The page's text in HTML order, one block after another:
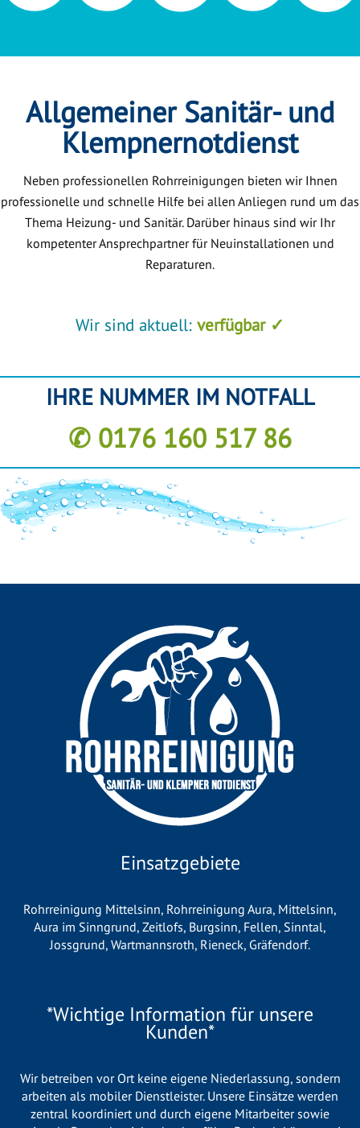
Allgemeiner Sanitär- und
Klempnernotdienst
Neben professionellen Rohrreinigungen bieten wir Ihnen
professionelle und schnelle Hilfe bei allen Anliegen rund um das
Thema Heizung- und Sanitär. Darüber hinaus sind wir Ihr
kompetenter Ansprechpartner für Neuinstallationen und
Reparaturen.
Wir sind aktuell: verfügbar ✓
IHRE NUMMER IM NOTFALL
✆ 0176 160 517 86
Einsatzgebiete
Rohrreinigung Mittelsinn, Rohrreinigung Aura, Mittelsinn,
Aura im Sinngrund, Zeitlofs, Burgsinn, Fellen, Sinntal,
Jossgrund, Wartmannsroth, Rieneck, Gräfendorf.
*Wichtige Information für unsere
Kunden*
Wir betreiben vor Ort keine eigene Niederlassung, sondern
arbeiten als mobiler Dienstleister. Unsere Einsätze werden
zentral koordiniert und durch eigene Mitarbeiter sowie